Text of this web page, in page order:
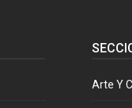
Arte Y